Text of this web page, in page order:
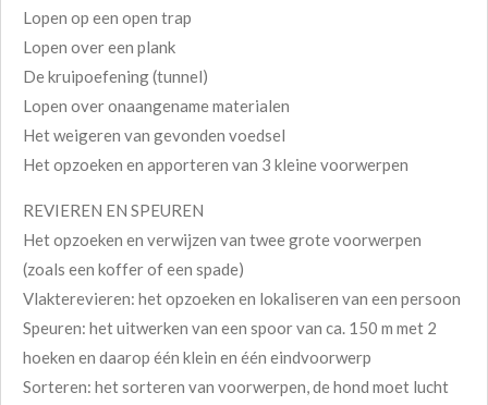
Lopen op een open trap
Lopen over een plank
De kruipoefening (tunnel)
Lopen over onaangename materialen
Het weigeren van gevonden voedsel
Het opzoeken en apporteren van 3 kleine voorwerpen
REVIEREN EN SPEUREN
Het opzoeken en verwijzen van twee grote voorwerpen
(zoals een koffer of een spade)
Vlakterevieren: het opzoeken en lokaliseren van een persoon
Speuren: het uitwerken van een spoor van ca. 150 m met 2
hoeken en daarop één klein en één eindvoorwerp
Sorteren: het sorteren van voorwerpen, de hond moet lucht